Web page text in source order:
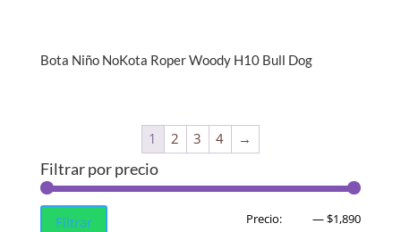
Bota Niño NoKota Roper Woody H10 Bull Dog
1 2 3 4 →
Filtrar por precio
Precio
Precio
Filtrar Precio: —$1,890